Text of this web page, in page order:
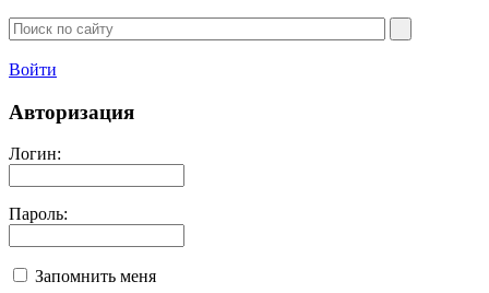
Войти
Авторизация
Логин:
Пароль:
Запомнить меня